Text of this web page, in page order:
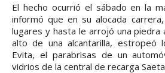
El hecho ocurrió el sábado en la
informó que en su alocada
lugares y hasta le arrojó una piedra
alto de una alcantarilla, estropeó
Evita, el parabrisas de un
vidrios de la central de recarga